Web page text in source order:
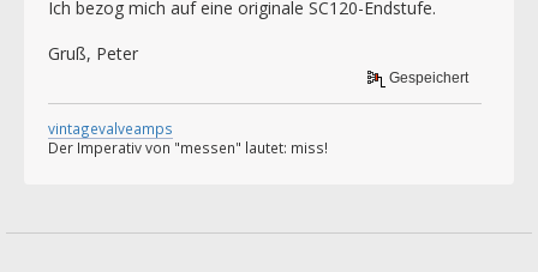
Ich bezog mich auf eine originale SC120-Endstufe.
Gruß, Peter
Gespeichert
vintagevalveamps
Der Imperativ von "messen" lautet: miss!